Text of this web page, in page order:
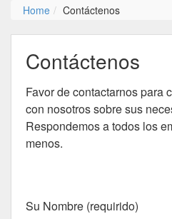
Home Contáctenos
Contáctenos
Favor de contactarnos para
con nosotros sobre sus
Respondemos a todos los
menos.
Su Nombre (requirido)